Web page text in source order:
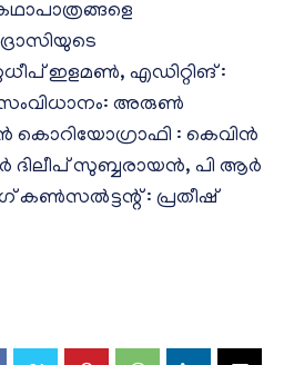
ഇളമണ്‍, എഡിറ്റിങ് :
അരുണ്‍
: കെവിന്‍
ദിലീപ് സുബ്ബരായന്‍, പി ആര്‍
കണ്‍സല്‍ട്ടന്റ് : പ്രതീഷ്